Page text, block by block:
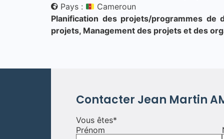
Pays :
Cameroun
Planification des projets/programmes
projets, Management des projets et des
Contacter Jean Martin
Vous êtes*
Prénom